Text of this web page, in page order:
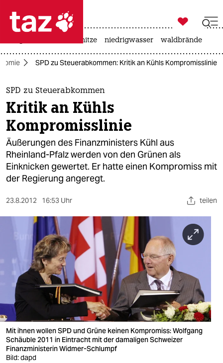
 taz zahl ich
taz zahl ich
themen
politik
öko
gesellschaft
kultur
sport
wahrheit
verlag
verlag
veranstaltungen
shop

taz zahl ich
hitze niedrigwasser waldbrände
SPD zu Steuerabkommen: Kritik an Kühls Kompromisslinie
SPD zu Steuerabkommen
Kritik an Kühls
Kompromisslinie
Äußerungen des Finanzministers Kühl aus
Rheinland-Pfalz werden von den Grünen als
Einknicken gewertet. Er hatte einen Kompromiss mit
der Regierung angeregt.
23.8.2012 16:53 Uhr teilen
Mit ihnen wollen SPD und Grüne keinen Kompromiss: Wolfgang
Schäuble 2011 in Eintracht mit der damaligen Schweizer
Finanzministerin Widmer-Schlumpf
Bild: dapd